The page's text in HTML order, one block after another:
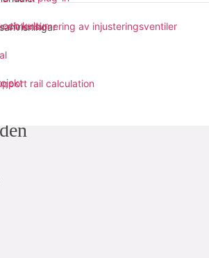
dimensionering av injusteringsventiler
rail calculation
och kultur